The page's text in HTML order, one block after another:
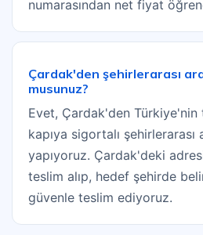
numarasından net fiyat
Çardak'den şehirlerarası
musunuz?
Evet, Çardak'den Türkiye'nin
kapıya sigortalı
yapıyoruz. Çardak'deki
teslim alıp, hedef şehirde
güvenle teslim ediyoruz.